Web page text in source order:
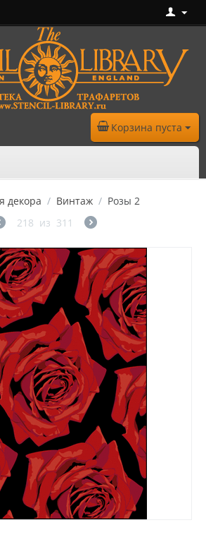
Корзина пуста
декора / Винтаж / Розы 2
218 из 311